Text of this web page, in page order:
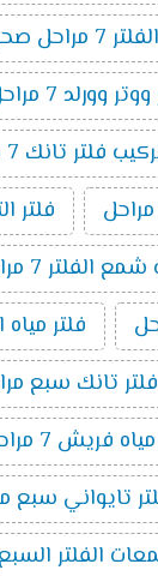
مراحل صحي
وورلد 7 مراحل
فلتر تانك 7 مراحل
فلتر الترا 7
الفلتر 7 مراحل
فلتر مياه
تانك سبع
فريش 7 مراحل
تايواني سبع
الفلتر